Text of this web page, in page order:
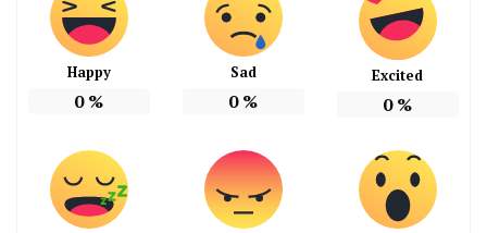
Happy
0%
Sad
0%
Excited
0%